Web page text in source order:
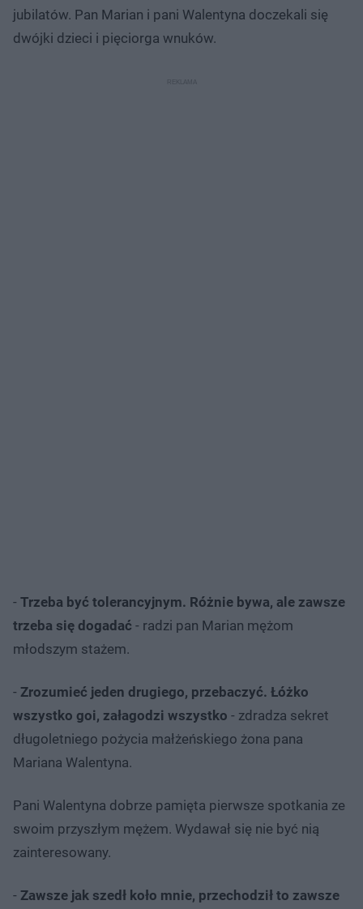
jubilatów. Pan Marian i pani Walentyna doczekali się
dwójki dzieci i pięciorga wnuków.
- Trzeba być tolerancyjnym. Różnie bywa, ale zawsze
trzeba się dogadać - radzi pan Marian mężom
młodszym stażem.
- Zrozumieć jeden drugiego, przebaczyć. Łóżko
wszystko goi, załagodzi wszystko - zdradza sekret
długoletniego pożycia małżeńskiego żona pana
Mariana Walentyna.
Pani Walentyna dobrze pamięta pierwsze spotkania ze
swoim przyszłym mężem. Wydawał się nie być nią
zainteresowany.
- Zawsze jak szedł koło mnie, przechodził to zawsze